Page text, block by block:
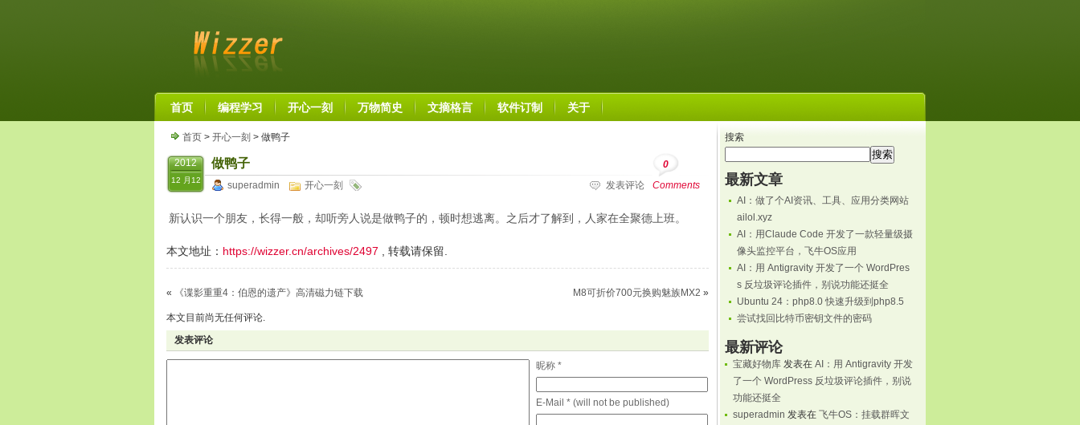
首页 编程学习 开心一刻 万物简史 文摘格言 软件订制 关于
首页 > 开心一刻 > 做鸭子
2012
12 月12
做鸭子
superadmin 开心一刻
0
Comments
发表评论
新认识一个朋友，长得一般，却听旁人说是做鸭子的，顿时想逃离。之后才了解到，人家在全聚德上班。
本文地址： https://wizzer.cn/archives/2497 , 转载请保留.
« 《谍影重重4：伯恩的遗产》高清磁力链下载 M8可折价700元换购魅族MX2 »
本文目前尚无任何评论.
发表评论
昵称 *
E-Mail * (will not be published)
搜索
搜索
最新文章
AI：做了个AI资讯、工具、应用分类网站
ailol.xyz
AI：用Claude Code 开发了一款轻量级摄
像头监控平台，飞牛OS应用
AI：用 Antigravity 开发了一个 WordPres
s 反垃圾评论插件，别说功能还挺全
Ubuntu 24：php8.0 快速升级到php8.5
尝试找回比特币密钥文件的密码
最新评论
宝藏好物库 发表在 AI：用 Antigravity 开发
了一个 WordPress 反垃圾评论插件，别说
功能还挺全
superadmin 发表在 飞牛OS：挂载群晖文